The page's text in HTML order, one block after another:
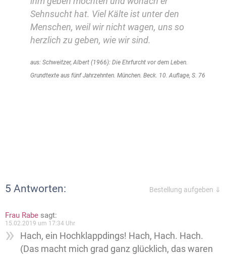
Sehnsucht hat. Viel Kälte ist unter den
Menschen, weil wir nicht wagen, uns so
herzlich zu geben, wie wir sind.
aus: Schweitzer, Albert (1966): Die Ehrfurcht vor dem Leben.
Grundtexte aus fünf Jahrzehnten. München. Beck. 10. Auflage, S. 76
5 Antworten: Bestellung aufgeben ⇓
Frau Rabe sagt:
15.02.2019 um 17:34 Uhr
Hach, ein Hochklappdings! Hach, Hach. Hach.
(Das macht mich grad ganz glücklich, das waren